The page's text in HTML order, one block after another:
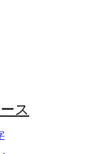
ス